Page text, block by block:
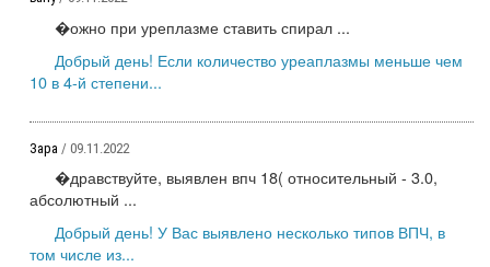
�ожно при уреплазме ставить спирал ...
Добрый день! Если количество уреаплазмы меньше чем
10 в 4-й степени...
Зара / 09.11.2022
�дравствуйте, выявлен впч 18( относительный - 3.0,
абсолютный ...
Добрый день! У Вас выявлено несколько типов ВПЧ, в
том числе из...